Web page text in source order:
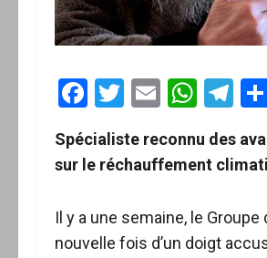
Facebook
Twitter
Email
Spécialiste reconnu des
sur le réchauffement
Il y a une semaine, le
nouvelle fois d’un doigt